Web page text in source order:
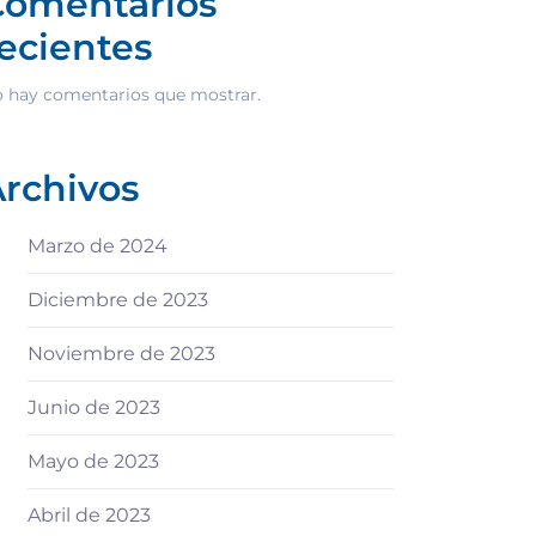
hay comentarios que mostrar.
Marzo de 2024
Diciembre de 2023
Noviembre de 2023
Junio de 2023
Mayo de 2023
Abril de 2023